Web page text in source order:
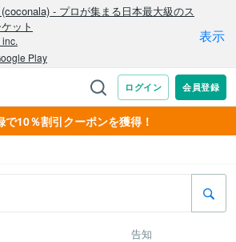
で10％割引クーポンを獲得！
告知